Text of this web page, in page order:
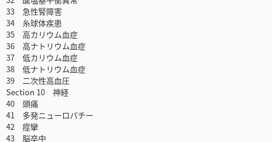
33 急性腎障害
34 糸球体疾患
35 高カリウム血症
36 高ナトリウム血症
37 低カリウム血症
38 低ナトリウム血症
39 二次性高血圧
Section 10 神経
40 頭痛
41 多発ニューロパチー
42 痙攣
43 脳卒中